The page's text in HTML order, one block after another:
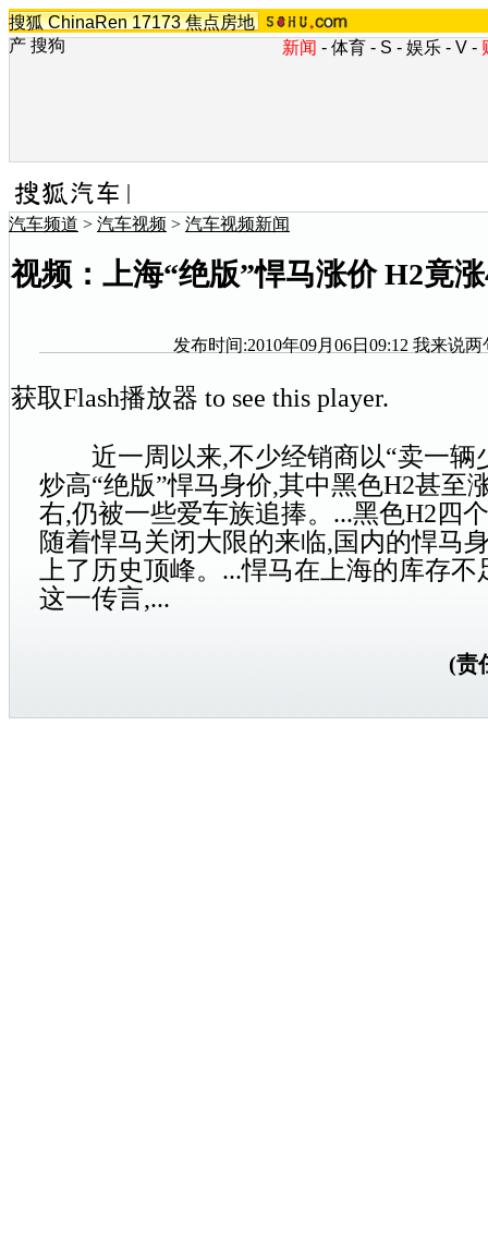
搜狐 ChinaRen 17173 焦点房地
产 搜狗 新闻 - 体育 - S - 娱乐 - V -
汽车频道 > 汽车视频 > 汽车视频新闻
视频：上海“绝版”悍马涨价 H2竟
发布时间:2010年09月06日09:12 我来说两
获取Flash播放器 to see this player.
近一周以来,不少经销商以“卖一辆
炒高“绝版”悍马身价,其中黑色H2甚至
右,仍被一些爱车族追捧。...黑色H2四
随着悍马关闭大限的来临,国内的悍马
上了历史顶峰。...悍马在上海的库存不
这一传言,...
(责